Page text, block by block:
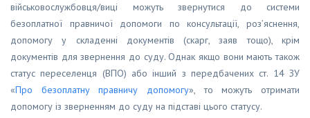
військовослужбовця/виці можуть звернутися до системи
безоплатної правничої допомоги по консультації, роз’яснення,
допомогу у складенні документів (скарг, заяв тощо), крім
документів для звернення до суду. Однак якщо вони мають також
статус переселенця (ВПО) або інший з передбачених ст. 14 ЗУ
«Про безоплатну правничу допомогу», то можуть отримати
допомогу із зверненням до суду на підставі цього статусу.